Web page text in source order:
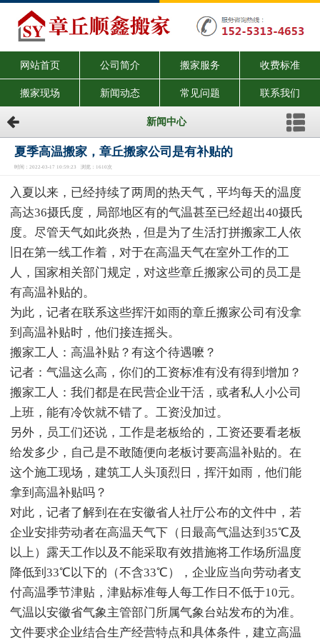
网站首页 公司简介 搬家服务 收费标准
搬家现场 新闻动态 常见问题 联系我们
新闻中心
夏季高温搬家，章丘搬家公司是有补贴的
时间：2022-03-17 10:59:23 浏览：1610次
入夏以来，已经持续了两周的热天气，平均每天的温度
高达36摄氏度，局部地区有的气温甚至已经超出40摄氏
度。尽管天气如此炎热，但是为了生活打拼搬家工人依
旧在第一线工作着，对于在高温天气在室外工作的工
人，国家相关部门规定，对这些章丘搬家公司的员工是
有高温补贴的。
为此，记者在联系这些挥汗如雨的章丘搬家公司有没拿
到高温补贴时，他们接连摇头。
搬家工人：高温补贴？有这个待遇嚒？
记者：气温这么高，你们的工资标准有没有得到增加？
搬家工人：我们都是在民营企业干活，或者私人小公司
上班，能有冷饮就不错了。工资没加过。
另外，员工们还说，工作是老板给的，工资还要看老板
给发多少，自己是不敢随便向老板讨要高温补贴的。在
这个施工现场，建筑工人头顶烈日，挥汗如雨，他们能
拿到高温补贴吗？
对此，记者了解到在在安徽省人社厅公布的文件中，若
企业安排劳动者在高温天气下（日最高气温达到35℃及
以上）露天工作以及不能采取有效措施将工作场所温度
降低到33℃以下的（不含33℃），企业应当向劳动者支
付高温季节津贴，津贴标准每人每工作日不低于10元。
气温以安徽省气象主管部门所属气象台站发布的为准。
文件要求企业结合生产经营特点和具体条件，建立高温